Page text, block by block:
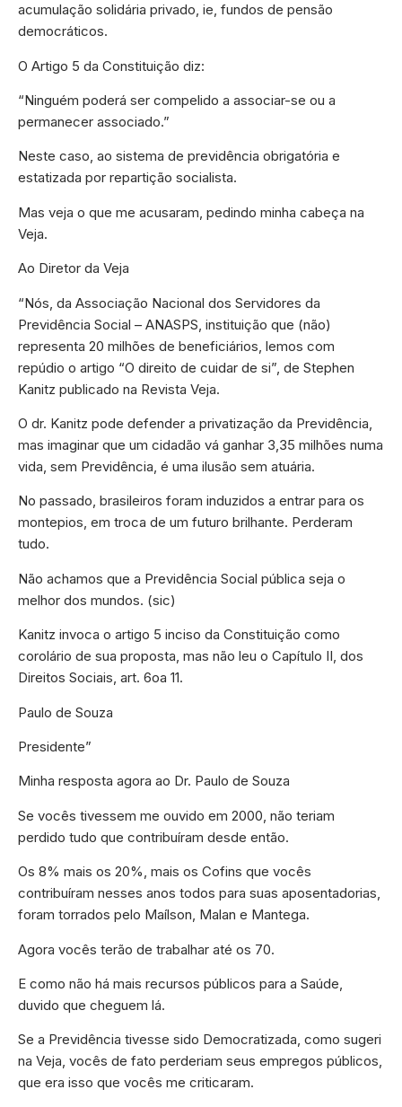
acumulação solidária privado, ie, fundos de pensão
democráticos.
O Artigo 5 da Constituição diz:
“Ninguém poderá ser compelido a associar-se ou a
permanecer associado.”
Neste caso, ao sistema de previdência obrigatória e
estatizada por repartição socialista.
Mas veja o que me acusaram, pedindo minha cabeça na
Veja.
Ao Diretor da Veja
“Nós, da Associação Nacional dos Servidores da
Previdência Social – ANASPS, instituição que (não)
representa 20 milhões de beneficiários, lemos com
repúdio o artigo “O direito de cuidar de si”, de Stephen
Kanitz publicado na Revista Veja.
O dr. Kanitz pode defender a privatização da Previdência,
mas imaginar que um cidadão vá ganhar 3,35 milhões numa
vida, sem Previdência, é uma ilusão sem atuária.
No passado, brasileiros foram induzidos a entrar para os
montepios, em troca de um futuro brilhante. Perderam
tudo.
Não achamos que a Previdência Social pública seja o
melhor dos mundos. (sic)
Kanitz invoca o artigo 5 inciso da Constituição como
corolário de sua proposta, mas não leu o Capítulo II, dos
Direitos Sociais, art. 6oa 11.
Paulo de Souza
Presidente”
Minha resposta agora ao Dr. Paulo de Souza
Se vocês tivessem me ouvido em 2000, não teriam
perdido tudo que contribuíram desde então.
Os 8% mais os 20%, mais os Cofins que vocês
contribuíram nesses anos todos para suas aposentadorias,
foram torrados pelo Maílson, Malan e Mantega.
Agora vocês terão de trabalhar até os 70.
E como não há mais recursos públicos para a Saúde,
duvido que cheguem lá.
Se a Previdência tivesse sido Democratizada, como sugeri
na Veja, vocês de fato perderiam seus empregos públicos,
que era isso que vocês me criticaram.